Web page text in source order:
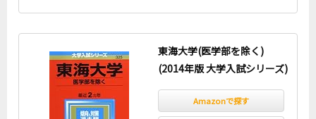
東海大学(医学部を除く)
(2014年版 大学入試シリーズ)
Amazonで探す